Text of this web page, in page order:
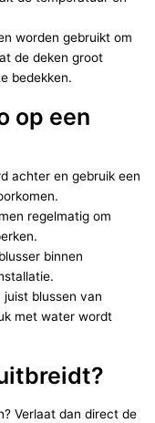
worden gebruikt om
de deken groot
bedekken.
op een
achter en gebruik een
regelmatig om
binnen
blussen van
met water wordt
Verlaat dan direct de